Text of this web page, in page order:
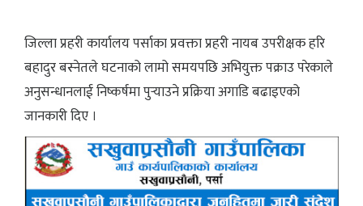
जिल्ला प्रहरी कार्यालय पर्साका प्रवक्ता प्रहरी नायब उपरीक्षक हरि
बहादुर बस्नेतले घटनाको लामो समयपछि अभियुक्त पक्राउ परेकाले
अनुसन्धानलाई निष्कर्षमा पुर्‍याउने प्रक्रिया अगाडि बढाइएको
जानकारी दिए ।